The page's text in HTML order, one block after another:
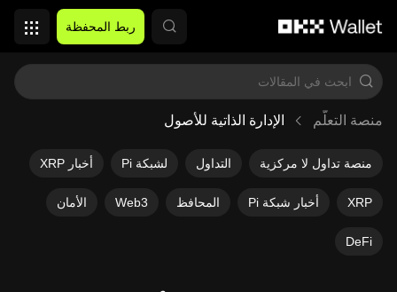
ربط المحفظة
منصة التعلُّم الإدارة الذاتية للأصول
منصة تداول لا مركزية التداول لشبكة Pi أخبار XRP
XRP أخبار شبكة Pi المحافظ Web3 الأمان
DeFi